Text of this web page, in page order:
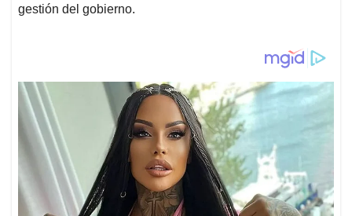
gestión del gobierno.